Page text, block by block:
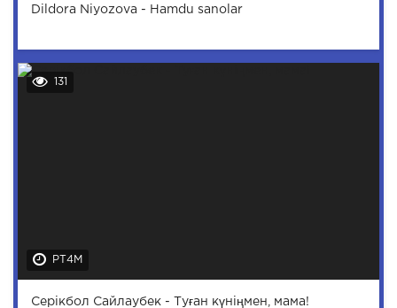
Dildora Niyozova - Hamdu sanolar
131
PT4M
Серікбол Сайлаубек - Туған күніңмен, мама!